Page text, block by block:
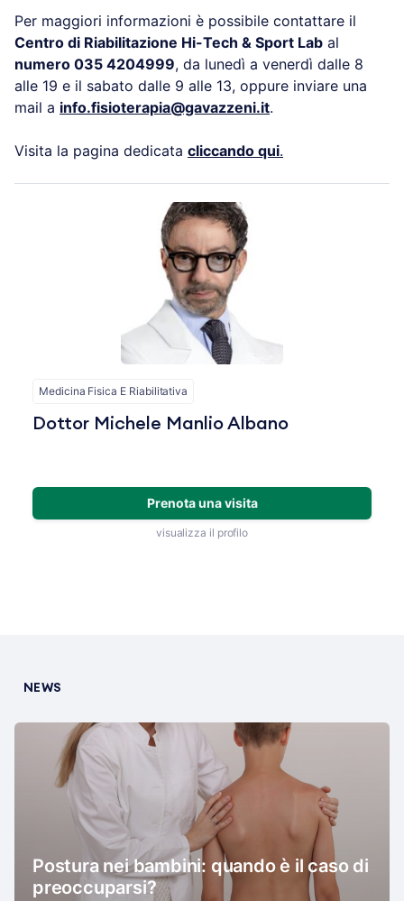
Per maggiori informazioni è possibile contattare il
Centro di Riabilitazione Hi-Tech & Sport Lab al
numero 035 4204999, da lunedì a venerdì dalle 8
alle 19 e il sabato dalle 9 alle 13, oppure inviare una
mail a info.fisioterapia@gavazzeni.it.
Visita la pagina dedicata cliccando qui.
Medicina Fisica E Riabilitativa
Dottor Michele Manlio Albano
Prenota una visita
visualizza il profilo
NEWS
Postura nei bambini: quando è il caso di
preoccuparsi?